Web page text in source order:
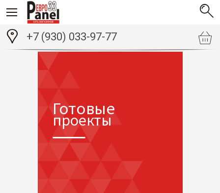
+7 (930) 033-97-77
Готовые
проекты